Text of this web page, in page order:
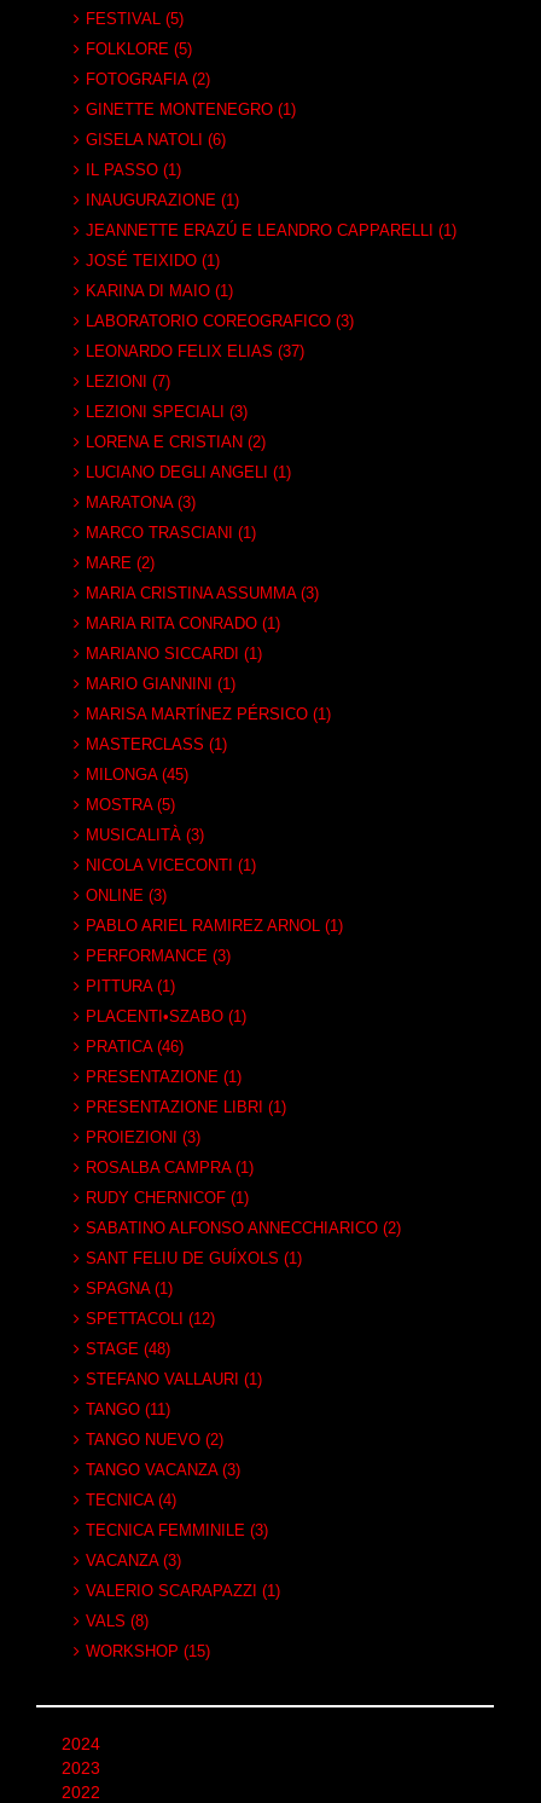
FESTIVAL (5)
FOLKLORE (5)
FOTOGRAFIA (2)
GINETTE MONTENEGRO (1)
GISELA NATOLI (6)
IL PASSO (1)
INAUGURAZIONE (1)
JEANNETTE ERAZÚ E LEANDRO CAPPARELLI (1)
JOSÉ TEIXIDO (1)
KARINA DI MAIO (1)
LABORATORIO COREOGRAFICO (3)
LEONARDO FELIX ELIAS (37)
LEZIONI (7)
LEZIONI SPECIALI (3)
LORENA E CRISTIAN (2)
LUCIANO DEGLI ANGELI (1)
MARATONA (3)
MARCO TRASCIANI (1)
MARE (2)
MARIA CRISTINA ASSUMMA (3)
MARIA RITA CONRADO (1)
MARIANO SICCARDI (1)
MARIO GIANNINI (1)
MARISA MARTÍNEZ PÉRSICO (1)
MASTERCLASS (1)
MILONGA (45)
MOSTRA (5)
MUSICALITÀ (3)
NICOLA VICECONTI (1)
ONLINE (3)
PABLO ARIEL RAMIREZ ARNOL (1)
PERFORMANCE (3)
PITTURA (1)
PLACENTI•SZABO (1)
PRATICA (46)
PRESENTAZIONE (1)
PRESENTAZIONE LIBRI (1)
PROIEZIONI (3)
ROSALBA CAMPRA (1)
RUDY CHERNICOF (1)
SABATINO ALFONSO ANNECCHIARICO (2)
SANT FELIU DE GUÍXOLS (1)
SPAGNA (1)
SPETTACOLI (12)
STAGE (48)
STEFANO VALLAURI (1)
TANGO (11)
TANGO NUEVO (2)
TANGO VACANZA (3)
TECNICA (4)
TECNICA FEMMINILE (3)
VACANZA (3)
VALERIO SCARAPAZZI (1)
VALS (8)
WORKSHOP (15)
2024
2023
2022